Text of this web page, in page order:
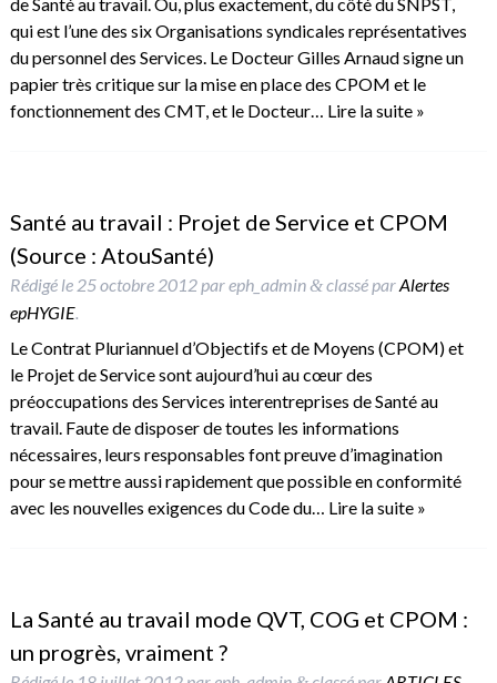
qui est l’une des six Organisations syndicales représentatives
du personnel des Services. Le Docteur Gilles Arnaud signe un
papier très critique sur la mise en place des CPOM et le
fonctionnement des CMT, et le Docteur… Lire la suite »
Santé au travail : Projet de Service et CPOM
(Source : AtouSanté)
Rédigé le 25 octobre 2012pareph_admin &classé parAlertes
epHYGIE.
Le Contrat Pluriannuel d’Objectifs et de Moyens (CPOM) et
le Projet de Service sont aujourd’hui au cœur des
préoccupations des Services interentreprises de Santé au
travail. Faute de disposer de toutes les informations
nécessaires, leurs responsables font preuve d’imagination
pour se mettre aussi rapidement que possible en conformité
avec les nouvelles exigences du Code du… Lire la suite »
La Santé au travail mode QVT, COG et CPOM :
un progrès, vraiment ?